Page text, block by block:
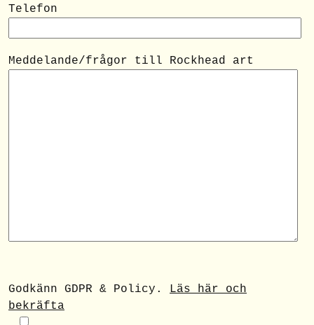
Telefon
Meddelande/frågor till Rockhead art
Godkänn GDPR & Policy. Läs här och
bekräfta